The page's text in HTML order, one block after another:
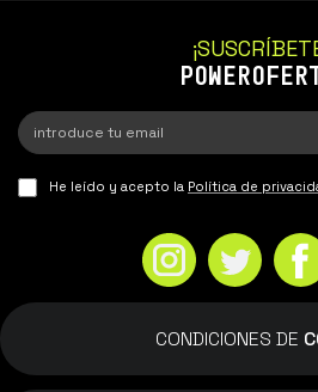
He leído y acepto la Política de
CONDICIONES DE